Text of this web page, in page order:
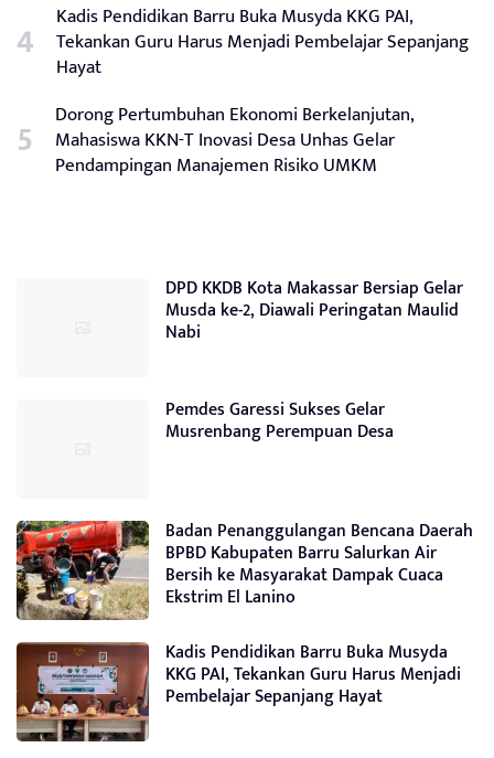
Kadis Pendidikan Barru Buka Musyda KKG PAI,
Tekankan Guru Harus Menjadi Pembelajar Sepanjang
Hayat
Dorong Pertumbuhan Ekonomi Berkelanjutan,
Mahasiswa KKN-T Inovasi Desa Unhas Gelar
Pendampingan Manajemen Risiko UMKM
DPD KKDB Kota Makassar Bersiap Gelar
Musda ke-2, Diawali Peringatan Maulid
Nabi
Pemdes Garessi Sukses Gelar
Musrenbang Perempuan Desa
Badan Penanggulangan Bencana Daerah
BPBD Kabupaten Barru Salurkan Air
Bersih ke Masyarakat Dampak Cuaca
Ekstrim El Lanino
Kadis Pendidikan Barru Buka Musyda
KKG PAI, Tekankan Guru Harus Menjadi
Pembelajar Sepanjang Hayat